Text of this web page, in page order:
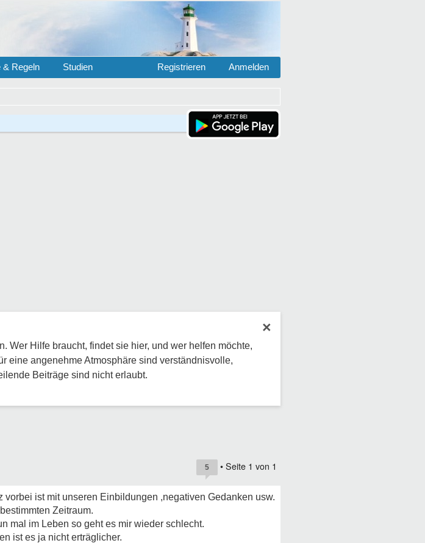
& Regeln Studien Anmelden
Registrieren
×
Wer Hilfe braucht, findet sie hier, und wer helfen möchte,
eine angenehme Atmosphäre sind verständnisvolle,
Beiträge sind nicht erlaubt.
5 • Seite 1 von 1
ist mit unseren Einbildungen ,negativen Gedanken usw.
Zeitraum.
mal im Leben so geht es mir wieder schlecht.
ist es ja nicht erträglicher.